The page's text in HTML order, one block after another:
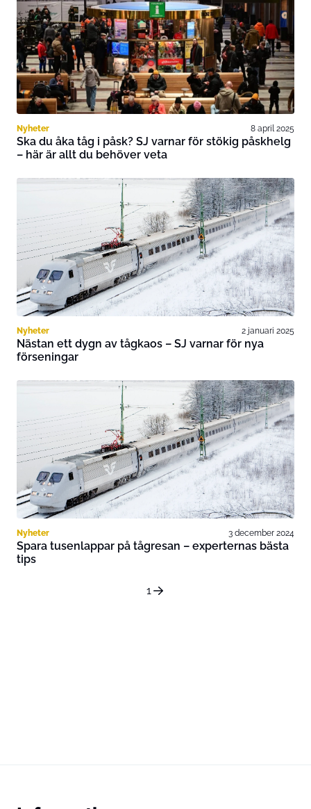
Nyheter 8 april 2025
Ska du åka tåg i påsk? SJ varnar för stökig påskhelg
– här är allt du behöver veta
Nyheter 2 januari 2025
Nästan ett dygn av tågkaos – SJ varnar för nya
förseningar
Nyheter 3 december 2024
Spara tusenlappar på tågresan – experternas bästa
tips
1